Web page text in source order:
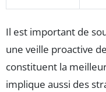
Il est important de
une veille proactive
constituent la
implique aussi des